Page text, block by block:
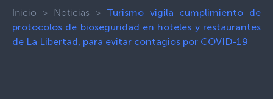
Inicio > Noticias > Turismo vigila cumplimiento de
protocolos de bioseguridad en hoteles y restaurantes
de La Libertad, para evitar contagios por COVID-19